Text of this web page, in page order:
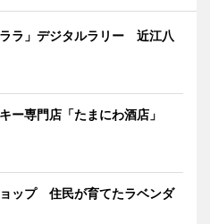
ラ」デジタルラリー 近江八
ー専門店「たまにわ酒店」
ップ 住民が育てたラベンダ